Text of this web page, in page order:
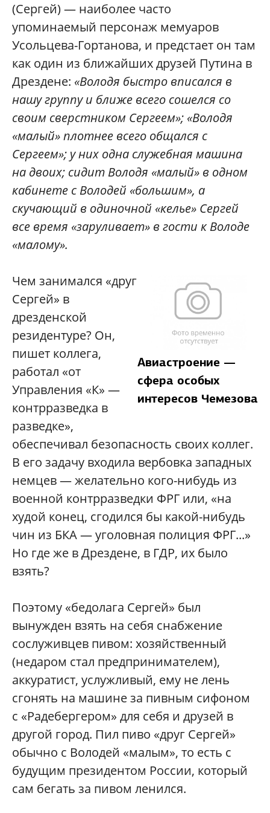
(Сергей) — наиболее часто
упоминаемый персонаж мемуаров
Усольцева-Гортанова, и предстает он там
как один из ближайших друзей Путина в
Дрездене: «Володя быстро вписался в
нашу группу и ближе всего сошелся со
своим сверстником Сергеем»; «Володя
«малый» плотнее всего общался с
Сергеем»; у них одна служебная машина
на двоих; сидит Володя «малый» в одном
кабинете с Володей «большим», а
скучающий в одиночной «келье» Сергей
все время «заруливает» в гости к Володе
«малому».
Авиастроение —
сфера особых
интересов Чемезова
Чем занимался «друг
Сергей» в
дрезденской
резидентуре? Он,
пишет коллега,
работал «от
Управления «К» —
контрразведка в
разведке»,
обеспечивал безопасность своих коллег.
В его задачу входила вербовка западных
немцев — желательно кого-нибудь из
военной контрразведки ФРГ или, «на
худой конец, сгодился бы какой-нибудь
чин из БКА — уголовная полиция ФРГ...»
Но где же в Дрездене, в ГДР, их было
взять?
Поэтому «бедолага Сергей» был
вынужден взять на себя снабжение
сослуживцев пивом: хозяйственный
(недаром стал предпринимателем),
аккуратист, услужливый, ему не лень
сгонять на машине за пивным сифоном
с «Радебергером» для себя и друзей в
другой город. Пил пиво «друг Сергей»
обычно с Володей «малым», то есть с
будущим президентом России, который
сам бегать за пивом ленился.